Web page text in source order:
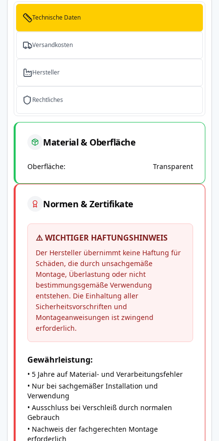
Technische Daten
Versandkosten
Hersteller
Rechtliches
Material & Oberfläche
Oberfläche Transparent
Normen & Zertifikate
⚠️ WICHTIGER HAFTUNGSHINWEIS
Der Hersteller übernimmt keine Haftung für
Schäden, die durch unsachgemäße
Montage, Überlastung oder nicht
bestimmungsgemäße Verwendung
entstehen. Die Einhaltung aller
Sicherheitsvorschriften und
Montageanweisungen ist zwingend
erforderlich.
Gewährleistung:
• 5 Jahre auf Material- und Verarbeitungsfehler
• Nur bei sachgemäßer Installation und
Verwendung
• Ausschluss bei Verschleiß durch normalen
Gebrauch
• Nachweis der fachgerechten Montage
erforderlich